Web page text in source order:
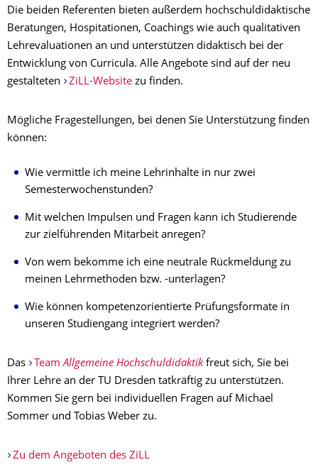
Die beiden Referenten bieten außerdem hochschuldidaktische
Beratungen, Hospitationen, Coachings wie auch qualitativen
Lehrevaluationen an und unterstützen didaktisch bei der
Entwicklung von Curricula. Alle Angebote sind auf der neu
gestalteten
ZiLL-Websitezu finden.
Mögliche Fragestellungen, bei denen Sie Unterstützung finden
können:
Wie vermittle ich meine Lehrinhalte in nur zwei
Semesterwochenstunden?
Mit welchen Impulsen und Fragen kann ich Studierende
zur zielführenden Mitarbeit anregen?
Von wem bekomme ich eine neutrale Rückmeldung zu
meinen Lehrmethoden bzw. -unterlagen?
Wie können kompetenzorientierte Prüfungsformate in
unseren Studiengang integriert werden?
Das TeamAllgemeine Hochschuldidaktikfreut sich, Sie bei
Ihrer Lehre an der TU Dresden tatkräftig zu unterstützen.
Kommen Sie gern bei individuellen Fragen auf Michael
Sommer und Tobias Weber zu.
Zu dem Angeboten des ZiLL